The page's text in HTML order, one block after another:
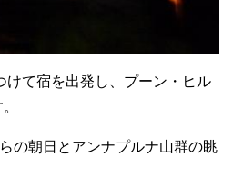
けて宿を出発し、プーン・ヒル
の朝日とアンナプルナ山群の眺